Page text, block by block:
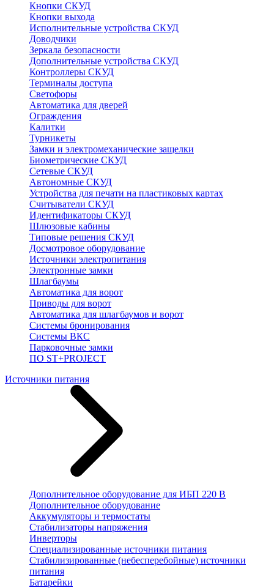
Кнопки СКУД
Кнопки выхода
Исполнительные устройства СКУД
Доводчики
Зеркала безопасности
Дополнительные устройства СКУД
Контроллеры СКУД
Терминалы доступа
Светофоры
Автоматика для дверей
Ограждения
Калитки
Турникеты
Замки и электромеханические защелки
Биометрические СКУД
Сетевые СКУД
Автономные СКУД
Устройства для печати на пластиковых картах
Считыватели СКУД
Идентификаторы СКУД
Шлюзовые кабины
Типовые решения СКУД
Досмотровое оборудование
Источники электропитания
Электронные замки
Шлагбаумы
Автоматика для ворот
Приводы для ворот
Автоматика для шлагбаумов и ворот
Системы бронирования
Системы ВКС
Парковочные замки
ПО ST+PROJECT
Источники питания
Дополнительное оборудование для ИБП 220 В
Дополнительное оборудование
Аккумуляторы и термостаты
Стабилизаторы напряжения
Инверторы
Специализированные источники питания
Стабилизированные (небесперебойные) источники
питания
Батарейки